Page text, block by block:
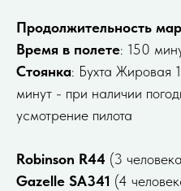
Продолжительность
Время в полете: 150
Стоянка: Бухта Жировая
минут - при наличии
усмотрение пилота
Robinson R44 (3
Gazelle SA341 (4